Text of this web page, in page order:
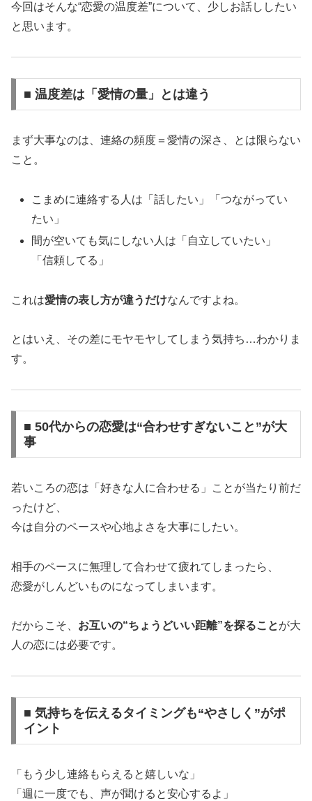
今回はそんな“恋愛の温度差”について、少しお話ししたい
と思います。
■ 温度差は「愛情の量」とは違う
まず大事なのは、連絡の頻度＝愛情の深さ、とは限らない
こと。
こまめに連絡する人は「話したい」「つながってい
たい」
間が空いても気にしない人は「自立していたい」
「信頼してる」
これは愛情の表し方が違うだけなんですよね。
とはいえ、その差にモヤモヤしてしまう気持ち…わかりま
す。
■ 50代からの恋愛は“合わせすぎないこと”が大
事
若いころの恋は「好きな人に合わせる」ことが当たり前だ
ったけど、
今は自分のペースや心地よさを大事にしたい。
相手のペースに無理して合わせて疲れてしまったら、
恋愛がしんどいものになってしまいます。
だからこそ、 お互いの“ちょうどいい距離”を探ることが大
人の恋には必要です。
■ 気持ちを伝えるタイミングも“やさしく”がポ
イント
「もう少し連絡もらえると嬉しいな」
「週に一度でも、声が聞けると安心するよ」